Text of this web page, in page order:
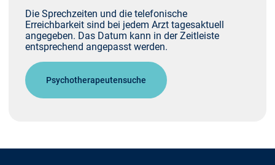
Die Sprechzeiten und die telefonische
Erreichbarkeit sind bei jedem Arzt tagesaktuell
angegeben. Das Datum kann in der Zeitleiste
entsprechend angepasst werden.
Psychotherapeutensuche